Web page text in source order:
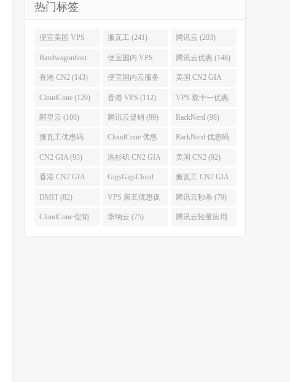
热门标签
便宜美国 VPS
(255)
搬瓦工 (241) 腾讯云 (203)
Bandwagonhost
(188)
便宜国内 VPS
(167)
腾讯云优惠 (148)
香港 CN2 (143) 便宜国内云服务
器 (128)
美国 CN2 GIA
(123)
CloudCone (120) 香港 VPS (112) VPS 双十一优惠
促销 (106)
阿里云 (100) 腾讯云促销 (99) RackNerd (98)
搬瓦工优惠码
(96)
CloudCone 优惠
码 (96)
RackNerd 优惠码
(94)
CN2 GIA (93) 洛杉矶 CN2 GIA
(93)
美国 CN2 (92)
香港 CN2 GIA
(92)
GigsGigsCloud
(85)
搬瓦工 CN2 GIA
(83)
DMIT (82) VPS 黑五优惠促
销整理 (80)
腾讯云秒杀 (79)
CloudCone 促销 华纳云 (75) 腾讯云轻量应用